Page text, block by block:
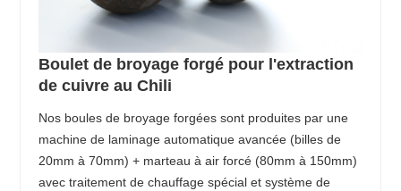
Boulet de broyage forgé pour l'extraction
de cuivre au Chili
Nos boules de broyage forgées sont produites par une
machine de laminage automatique avancée (billes de
20mm à 70mm) + marteau à air forcé (80mm à 150mm)
avec traitement de chauffage spécial et système de